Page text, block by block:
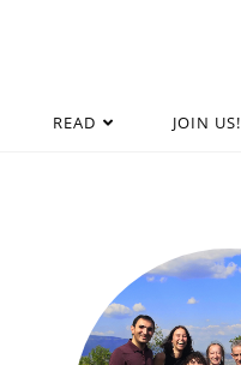
READ JOIN US!